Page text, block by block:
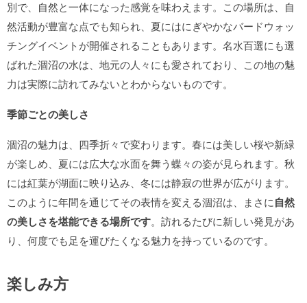
別で、自然と一体になった感覚を味わえます。この場所は、自
然活動が豊富な点でも知られ、夏にはにぎやかなバードウォッ
チングイベントが開催されることもあります。名水百選にも選
ばれた涸沼の水は、地元の人々にも愛されており、この地の魅
力は実際に訪れてみないとわからないものです。
季節ごとの美しさ
涸沼の魅力は、四季折々で変わります。春には美しい桜や新緑
が楽しめ、夏には広大な水面を舞う蝶々の姿が見られます。秋
には紅葉が湖面に映り込み、冬には静寂の世界が広がります。
このように年間を通じてその表情を変える涸沼は、まさに自然
の美しさを堪能できる場所です。訪れるたびに新しい発見があ
り、何度でも足を運びたくなる魅力を持っているのです。
楽しみ方